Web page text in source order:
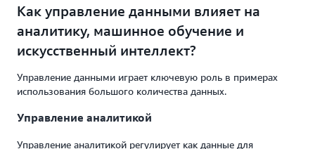
Как управление данными влияет на
аналитику, машинное обучение и
искусственный интеллект?
Управление данными играет ключевую роль в примерах
использования большого количества данных.
Управление аналитикой
Управление аналитикой регулирует как данные для